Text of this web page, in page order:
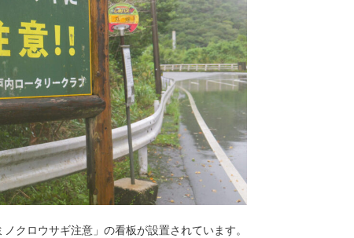
クロウサギ注意」の看板が設置されています。